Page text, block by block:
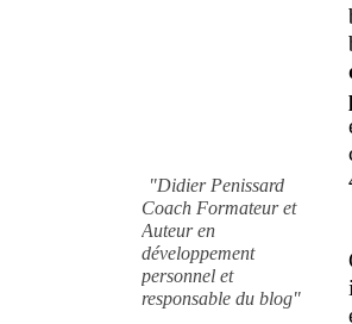
"Didier Penissard
Coach Formateur et
Auteur en
développement
personnel et
responsable du blog"